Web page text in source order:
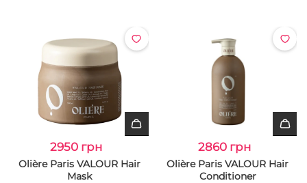
2950 грн
Olière Paris VALOUR Hair
Mask
2860 грн
Olière Paris VALOUR Hair
Conditioner